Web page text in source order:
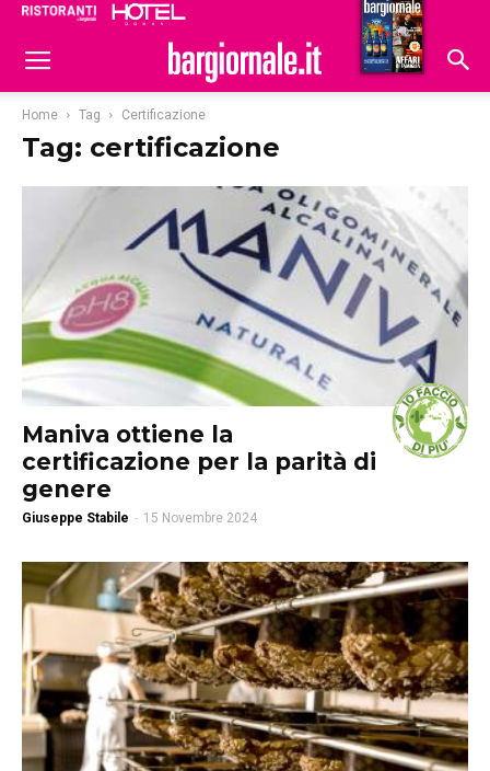
Hoteldomani
Home Tag Certificazione
Tag: certificazione
Maniva ottiene la
certificazione per la parità di
genere
Giuseppe Stabile - 15 Novembre 2024